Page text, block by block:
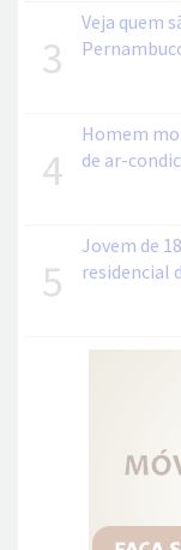
3
Veja quem
4
Homem
de ar-
5
Jovem de
residencial